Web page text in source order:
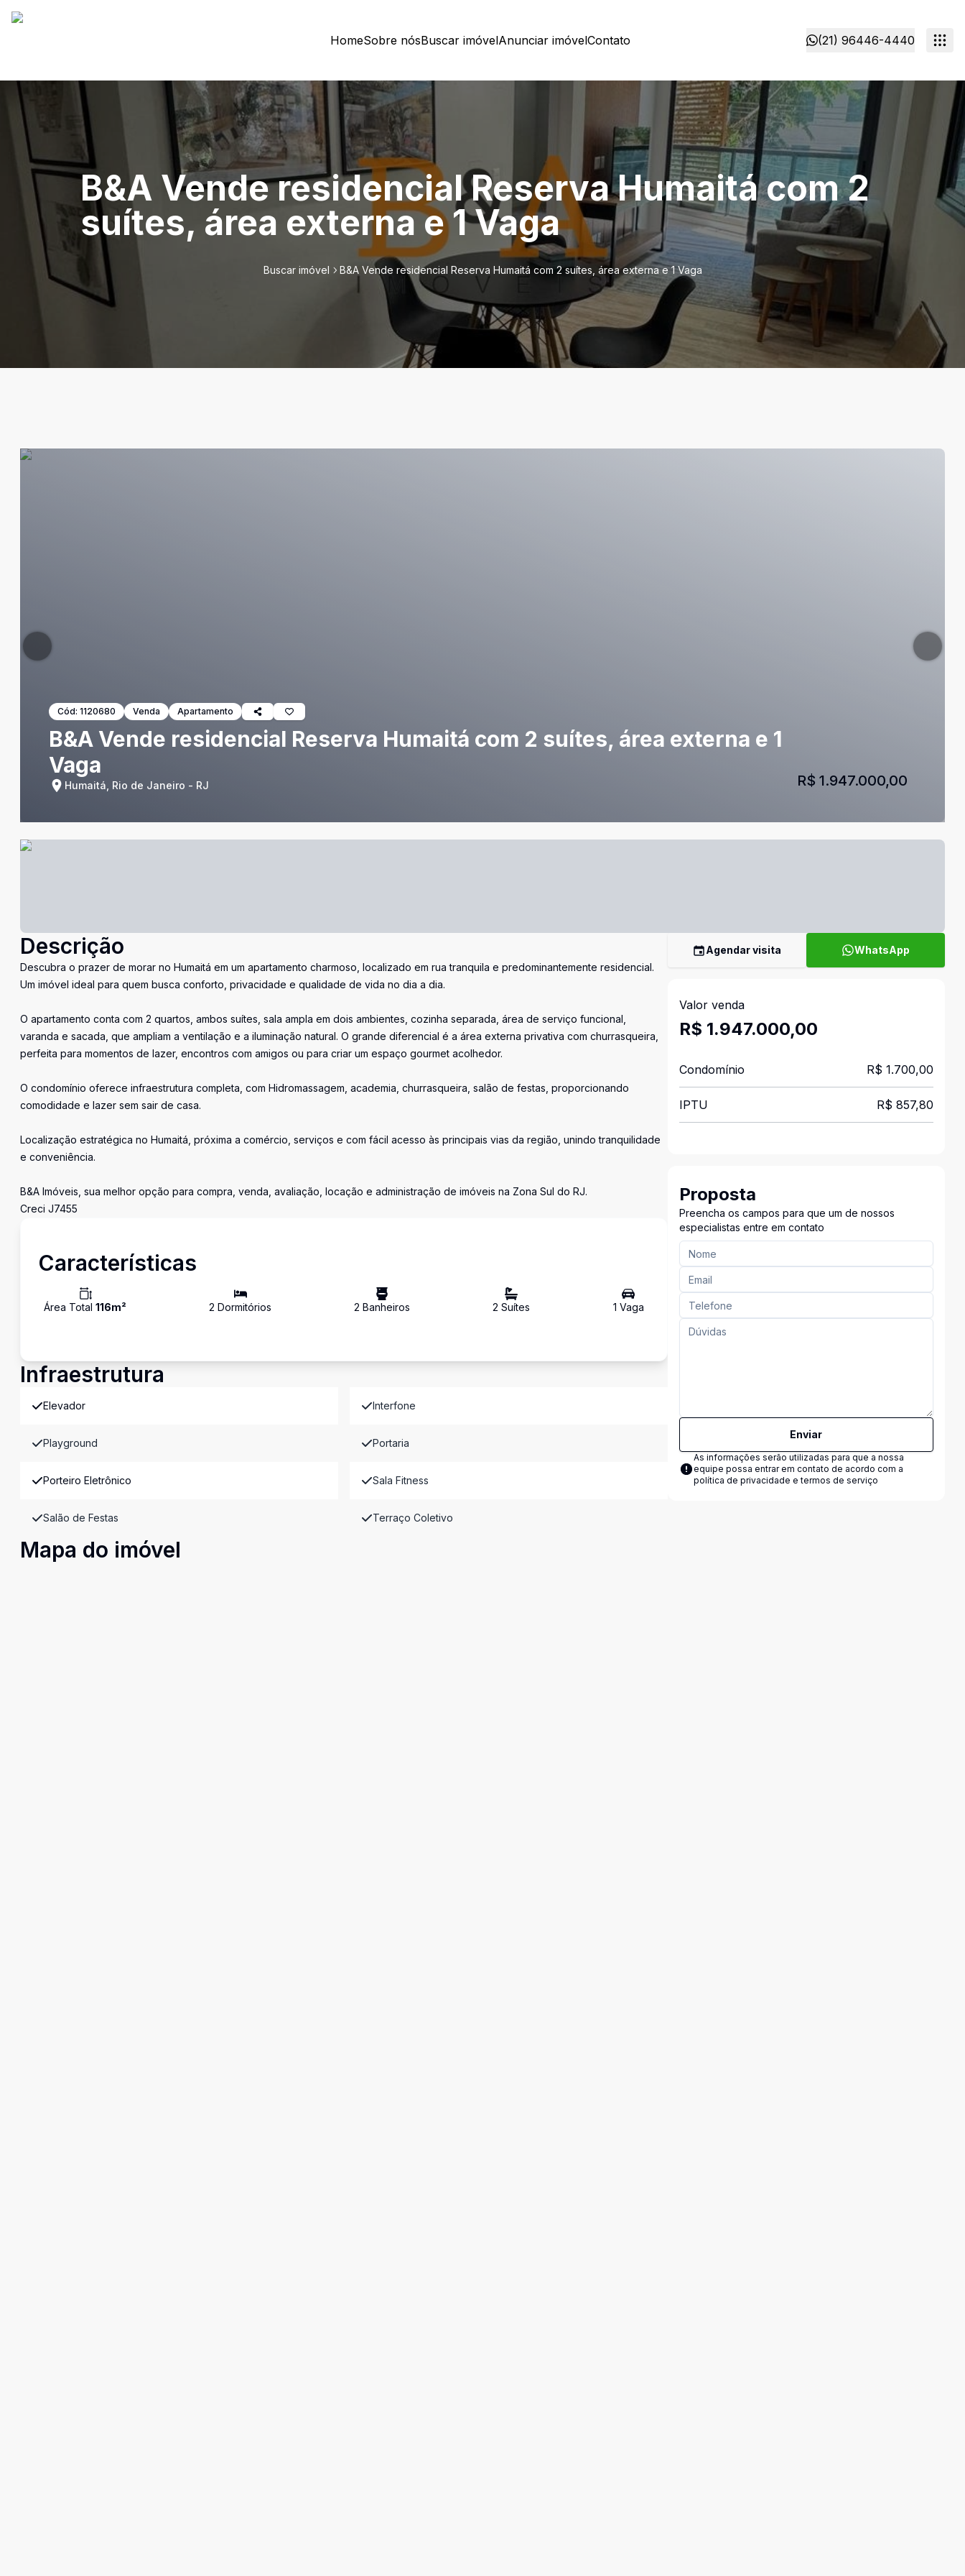
HomeSobre nósBuscar imóvelAnunciar imóvelContato (21) 96446-4440
B&A Vende residencial Reserva Humaitá com 2
suítes, área externa e 1 Vaga
Buscar imóvel B&A Vende residencial Reserva Humaitá com 2 suítes, área externa e 1 Vaga
Cód: 1120680 Venda Apartamento
B&A Vende residencial Reserva Humaitá com 2 suítes, área externa e 1
Vaga
Humaitá, Rio de Janeiro - RJ R$ 1.947.000,00
Descrição
Descubra o prazer de morar no Humaitá em um apartamento charmoso, localizado em rua tranquila e predominantemente residencial.
Um imóvel ideal para quem busca conforto, privacidade e qualidade de vida no dia a dia.
O apartamento conta com 2 quartos, ambos suítes, sala ampla em dois ambientes, cozinha separada, área de serviço funcional,
varanda e sacada, que ampliam a ventilação e a iluminação natural. O grande diferencial é a área externa privativa com churrasqueira,
perfeita para momentos de lazer, encontros com amigos ou para criar um espaço gourmet acolhedor.
O condomínio oferece infraestrutura completa, com Hidromassagem, academia, churrasqueira, salão de festas, proporcionando
comodidade e lazer sem sair de casa.
Localização estratégica no Humaitá, próxima a comércio, serviços e com fácil acesso às principais vias da região, unindo tranquilidade
e conveniência.
B&A Imóveis, sua melhor opção para compra, venda, avaliação, locação e administração de imóveis na Zona Sul do RJ.
Creci J7455
Características
Área Total 116m² 2 Dormitórios 2 Banheiros 2 Suítes 1 Vaga
Infraestrutura
Elevador Interfone
Playground Portaria
Porteiro Eletrônico Sala Fitness
Salão de Festas Terraço Coletivo
Mapa do imóvel
Agendar visita WhatsApp
Valor venda
R$ 1.947.000,00
Condomínio R$ 1.700,00
IPTU R$ 857,80
Proposta
Preencha os campos para que um de nossos
especialistas entre em contato
Enviar
As informações serão utilizadas para que a nossa
equipe possa entrar em contato de acordo com a
política de privacidade e termos de serviço